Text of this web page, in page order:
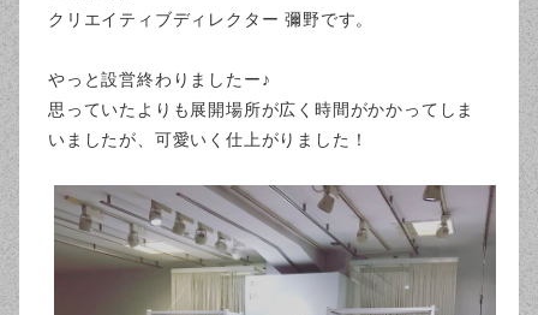
クリエイティブディレクター 彌野です。
やっと設営終わりましたー♪
思っていたよりも展開場所が広く時間がかかってしま
いましたが、可愛いく仕上がりました！